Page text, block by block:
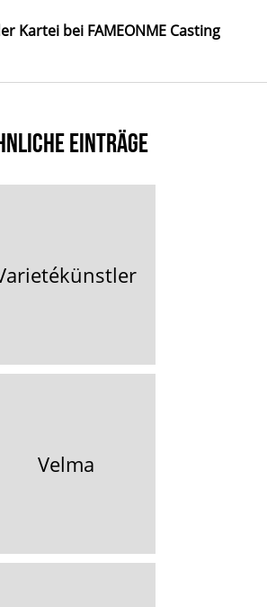
Kartei bei FAMEONME Casting
EINTRÄGE
Velma